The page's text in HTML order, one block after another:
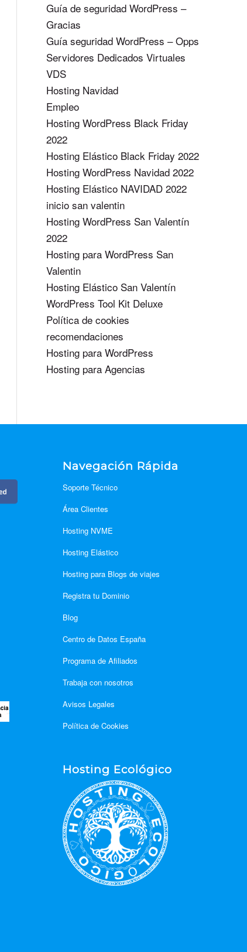
Guía de seguridad WordPress –
Gracias
Guía seguridad WordPress – Opps
Servidores Dedicados Virtuales
VDS
Hosting Navidad
Empleo
Hosting WordPress Black Friday
2022
Hosting Elástico Black Friday 2022
Hosting WordPress Navidad 2022
Hosting Elástico NAVIDAD 2022
inicio san valentin
Hosting WordPress San Valentín
2022
Hosting para WordPress San
Valentin
Hosting Elástico San Valentín
WordPress Tool Kit Deluxe
Política de cookies
recomendaciones
Hosting para WordPress
Hosting para Agencias
Navegación Rápida
Soporte Técnico
Área Clientes
Hosting NVME
Hosting Elástico
Hosting para Blogs de viajes
Registra tu Dominio
Blog
Centro de Datos España
Programa de Afiliados
Trabaja con nosotros
Avisos Legales
Política de Cookies
Hosting Ecológico